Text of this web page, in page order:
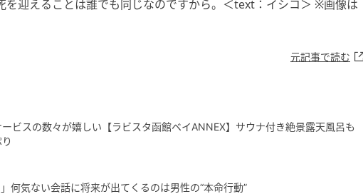
を迎えることは誰でも同じなのですから。＜text：イシコ＞ ※画像は
元記事で読む
ビスの数々が嬉しい【ラビスタ函館ベイANNEX】サウナ付き絶景露天風呂も
何気ない会話に将来が出てくるのは男性の“本命行動”